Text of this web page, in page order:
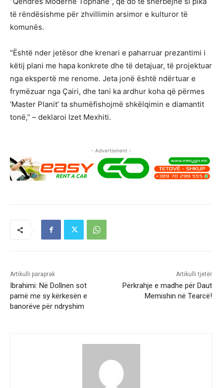
të rëndësishme për zhvillimin arsimor e kulturor të
komunës.
“Është nder jetësor dhe krenari e paharruar prezantimi i
këtij plani me hapa konkrete dhe të detajuar, të projektuar
nga ekspertë me renome. Jeta jonë është ndërtuar e
frymëzuar nga Çairi, dhe tani ka ardhur koha që përmes
‘Master Planit’ ta shumëfishojmë shkëlqimin e diamantit
tonë,” – deklaroi Izet Mexhiti.
- Advertisment -
Artikulli paraprak
Ibrahimi: Në Dollnen sot
pamë me sy kërkesën e
banorëve për ndryshim
Artikulli tjetër
Përkrahje e madhe për Daut
Memishin në Tearcë!